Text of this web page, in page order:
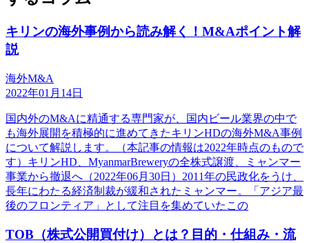
キリンの海外事例から読み解く！M&Aポイント解
説
海外M&A
2022年01月14日
国内外のM&Aに精通する専門家が、国内ビール業界の中で
も海外展開を積極的に進めてきたキリンHDの海外M&A事例
について解説します。（本記事の情報は2022年時点のもので
す）キリンHD、MyanmarBreweryの全株式譲渡、ミャンマー
事業から撤退へ（2022年06月30日）2011年の民政化をうけ、
長年にわたる経済制裁が緩和されたミャンマー。「アジア最
後のフロンティア」として注目を集めていたこの
TOB（株式公開買付け）とは？目的・仕組み・流